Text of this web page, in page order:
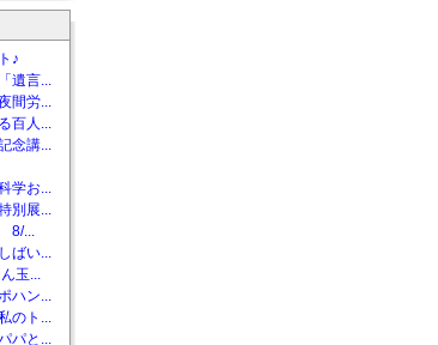
♪
遺言...
間労...
百人...
念講...
学お...
別展...
8/...
ばい...
玉...
ハン...
のト...
パと...